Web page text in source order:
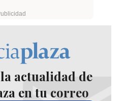
actualidad de
en tu correo